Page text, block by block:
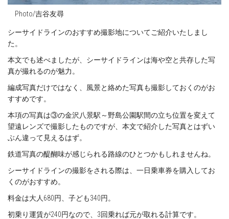
Photo/吉谷友尋
シーサイドラインのおすすめ撮影地についてご紹介いたしまし
た。
本文でも述べましたが、シーサイドラインは海や空と共存した写
真が撮れるのが魅力。
編成写真だけではなく、風景と絡めた写真も撮影しておくのがお
すすめです。
本項の写真は③の金沢八景駅～野島公園駅間の立ち位置を変えて
望遠レンズで撮影したものですが、本文で紹介した写真とはずい
ぶん違って見えるはず。
鉄道写真の醍醐味が感じられる路線のひとつかもしれませんね。
シーサイドラインの撮影をされる際は、一日乗車券を購入してお
くのがおすすめ。
料金は大人680円、子ども340円。
初乗り運賃が240円なので、3回乗れば元が取れる計算です。